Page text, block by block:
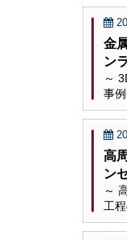
金
ン
～
事
高
ン
～
工